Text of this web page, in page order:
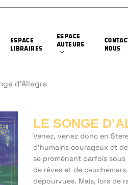
ESPACE
LIBRAIRES
ESPACE
AUTEURS
NOUS
d’Allegra
LE SONGE
Venez, venez donc en
d’humains courageux et
se promènent parfois sous
de rêves et de
dépourvues. Mais, lors de